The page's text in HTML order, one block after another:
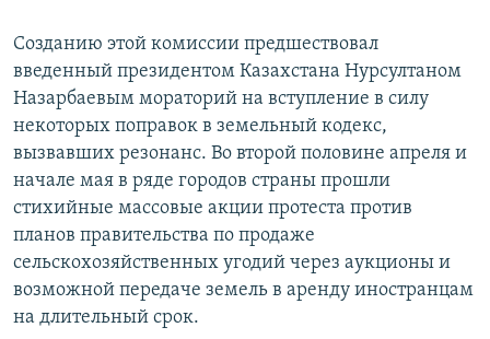
Созданию этой комиссии предшествовал
введенный президентом Казахстана Нурсултаном
Назарбаевым мораторий на вступление в силу
некоторых поправок в земельный кодекс,
вызвавших резонанс. Во второй половине апреля и
начале мая в ряде городов страны прошли
стихийные массовые акции протеста против
планов правительства по продаже
сельскохозяйственных угодий через аукционы и
возможной передаче земель в аренду иностранцам
на длительный срок.